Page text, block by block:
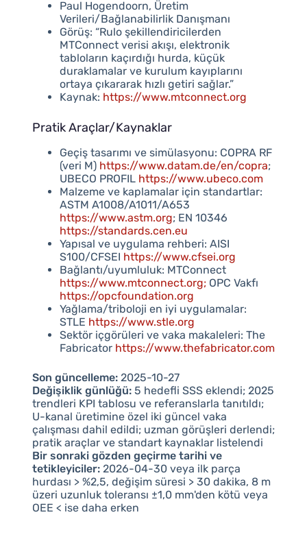
Paul Hogendoorn, Üretim
Verileri/Bağlanabilirlik Danışmanı
Görüş: “Rulo şekillendiricilerden
MTConnect verisi akışı, elektronik
tabloların kaçırdığı hurda, küçük
duraklamalar ve kurulum kayıplarını
ortaya çıkararak hızlı getiri sağlar.”
Kaynak: https://www.mtconnect.org
Pratik Araçlar/Kaynaklar
Geçiş tasarımı ve simülasyonu: COPRA RF
(veri M) https://www.datam.de/en/copra;
UBECO PROFIL https://www.ubeco.com
Malzeme ve kaplamalar için standartlar:
ASTM A1008/A1011/A653
https://www.astm.org; EN 10346
https://standards.cen.eu
Yapısal ve uygulama rehberi: AISI
S100/CFSEI https://www.cfsei.org
Bağlantı/uyumluluk: MTConnect
https://www.mtconnect.org;OPC Vakfı
https://opcfoundation.org
Yağlama/triboloji en iyi uygulamalar:
STLE https://www.stle.org
Sektör içgörüleri ve vaka makaleleri: The
Fabricator https://www.thefabricator.com
Son güncelleme:2025-10-27
Değişiklik günlüğü:5 hedefli SSS eklendi; 2025
trendleri KPI tablosu ve referanslarla tanıtıldı;
U-kanal üretimine özel iki güncel vaka
çalışması dahil edildi; uzman görüşleri derlendi;
pratik araçlar ve standart kaynaklar listelendi
Bir sonraki gözden geçirme tarihi ve
tetikleyiciler:2026-04-30 veya ilk parça
hurdası > %2,5, değişim süresi > 30 dakika, 8 m
üzeri uzunluk toleransı ±1,0 mm'den kötü veya
OEE < ise daha erken